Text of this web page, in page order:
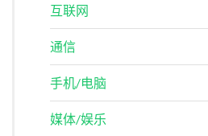
互联网
通信
手机/电脑
媒体/娱乐